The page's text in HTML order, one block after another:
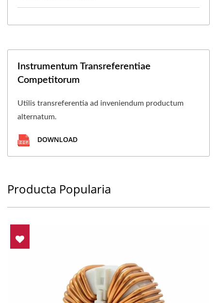
Instrumentum Transreferentiae
Competitorum
Utilis transreferentia ad inveniendum productum
alternatum.
DOWNLOAD
Producta Popularia